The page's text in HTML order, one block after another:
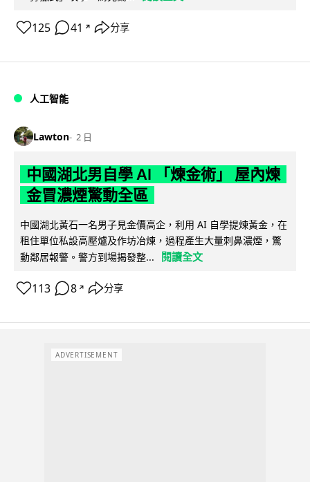
125 41 ↗ 分享
人工智能
Lawton 2 日
中國湖北男自學 AI 「煉金術」 屋內煉
金冒濃煙驚動全區
中國湖北黃石一名男子見金價高企，利用 AI 自學提煉黃金，在
租住單位私設高壓爐及作坊冶煉，過程產生大量刺鼻濃煙，驚
動鄰居報警。警方到場揭發整...
閱讀全文
113 8 ↗ 分享
ADVERTISEMENT